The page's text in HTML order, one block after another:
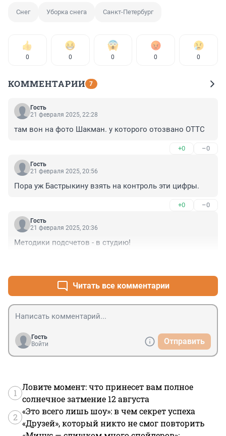
Снег Уборка снега Санкт-Петербург
0 0 0 0 0
КОММЕНТАРИИ 7
Гость
21 февраля 2025, 22:28
там вон на фото Шакман. у которого отозвано ОТТС
+0 –0
Гость
21 февраля 2025, 20:56
Пора уж Бастрыкину взять на контроль эти цифры.
+0 –0
Гость
21 февраля 2025, 20:36
Методики подсчетов - в студию!
Читать все комментарии
Гость
Войти
Отправить
1
Ловите момент: что принесет вам полное
солнечное затмение 12 августа
2
«Это всего лишь шоу»: в чем секрет успеха
«Друзей», который никто не смог повторить